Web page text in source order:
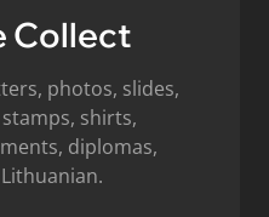
Collect
photos, slides,
shirts,
diplomas,